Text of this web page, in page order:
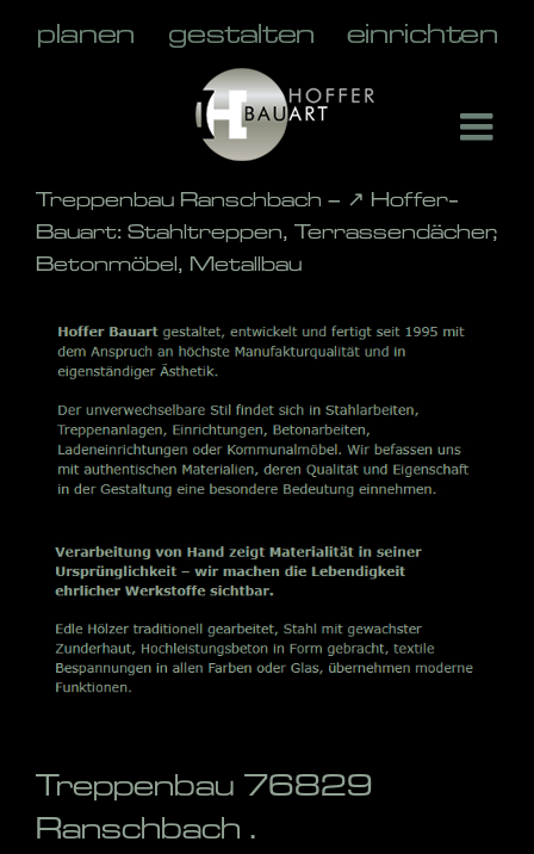
Treppenbau Ranschbach – ↗️ Hoffer-
Bauart: Stahltreppen, Terrassendächer,
Betonmöbel, Metallbau
Treppenbau 76829
Ranschbach .